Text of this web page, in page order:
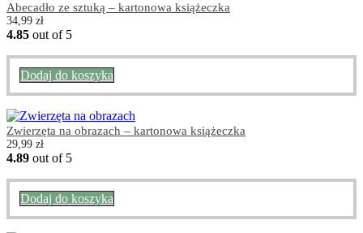
Abecadło ze sztuką – kartonowa książeczka
34,99 zł
4.85 out of 5
Dodaj do koszyka
Zwierzęta na obrazach – kartonowa książeczka
29,99 zł
4.89 out of 5
Dodaj do koszyka